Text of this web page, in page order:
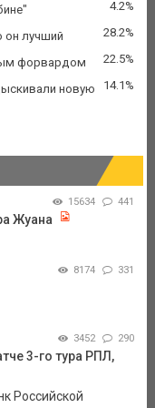
4.2%
он лучший 28.2%
форвардом 22.5%
новую
14.1%
15634 441
Жуана
8174 331
3452 290
3-го тура РПЛ,
Российской